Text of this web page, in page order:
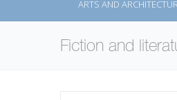
ARTS AND
Fiction and